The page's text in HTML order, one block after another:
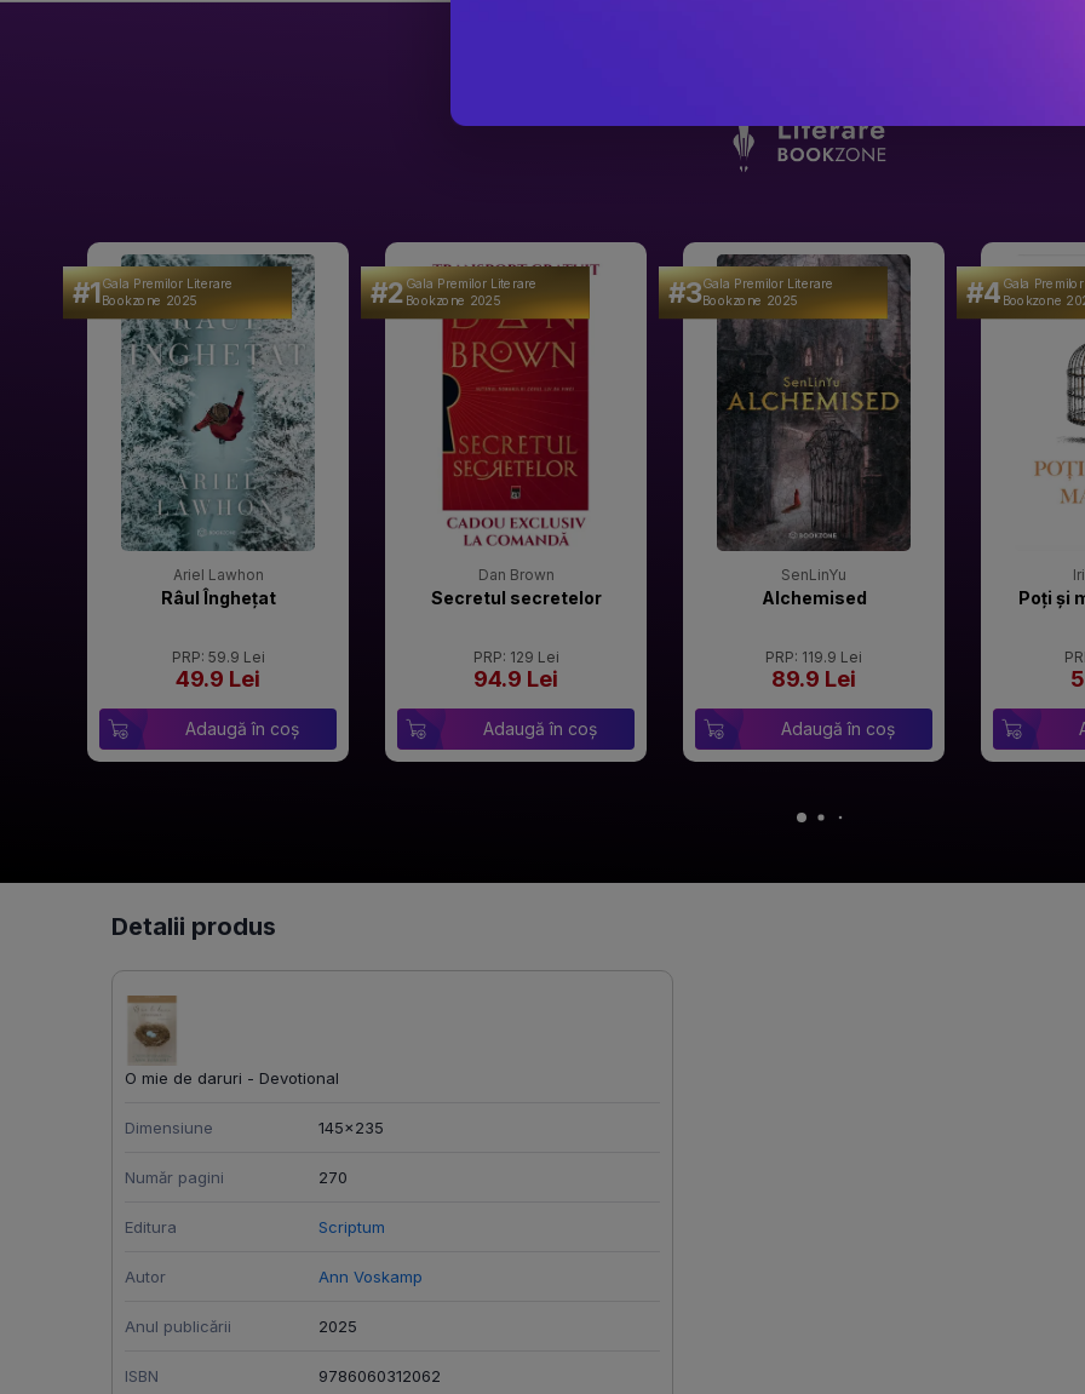
#1Gala Premilor Literare
Bookzone 2025
Ariel Lawhon
Râul Înghețat
PRP: 59.9 Lei
49.9 Lei
Adaugă în coș
#2Gala Premilor Literare
Bookzone 2025
Dan Brown
Secretul secretelor
PRP: 129 Lei
94.9 Lei
Adaugă în coș
#3Gala Premilor Literare
Bookzone 2025
SenLinYu
Alchemised
PRP: 119.9 Lei
89.9 Lei
Adaugă în coș
#4Gala
Bookzone
Poți și
Detalii produs
O mie de daruri - Devotional
Dimensiune 145x235
Număr pagini 270
Editura Scriptum
Autor Ann Voskamp
Anul publicării 2025
ISBN 9786060312062